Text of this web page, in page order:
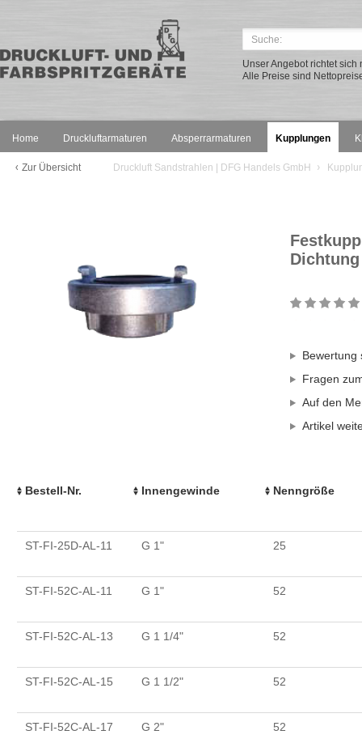
Unser Angebot richtet
Alle Preise sind
Home Druckluftarmaturen Absperrarmaturen Kupplungen
Zur Übersicht Druckluft Sandstrahlen | DFG Handels GmbH
Bewertung
Fragen
Auf den
Artikel
Bestell-Nr. Innengewinde Nenngröße
ST-FI-25D-AL-11 G 1" 25
ST-FI-52C-AL-11 G 1" 52
ST-FI-52C-AL-13 G 1 1/4" 52
ST-FI-52C-AL-15 G 1 1/2" 52
ST-FI-52C-AL-17 G 2" 52